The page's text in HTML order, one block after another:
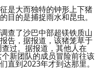
是大而独特的钟形上下猪
目的是捕捉雨水和昆虫。
查了沙巴中部超镁铁质山
告，据报道，该猪笼草于
过。据报道，其他人在
新团队的成员冒险前往该
直到2023年才到达那里。